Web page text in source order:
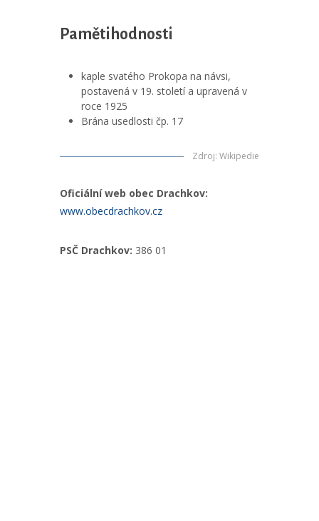
Pamětihodnosti
kaple svatého Prokopa na návsi,
postavená v 19. století a upravená v
roce 1925
Brána usedlosti čp. 17
Zdroj: Wikipedie
Oficiální web obec Drachkov:
www.obecdrachkov.cz
PSČ Drachkov: 386 01